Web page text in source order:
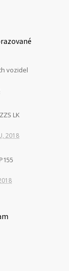
vozidel
LK
2018
ZÁCHRANNÉ